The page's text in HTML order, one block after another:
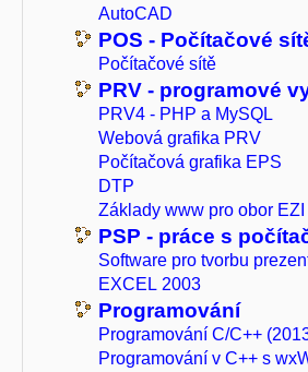
AutoCAD
POS - Počítačové
Počítačové sítě
PRV - programové
PRV4 - PHP a MySQL
Webová grafika PRV
Počítačová grafika EPS
DTP
Základy www pro obor EZI
PSP - práce s
Software pro tvorbu
EXCEL 2003
Programování
Programování C/C++
Programování v C++ s